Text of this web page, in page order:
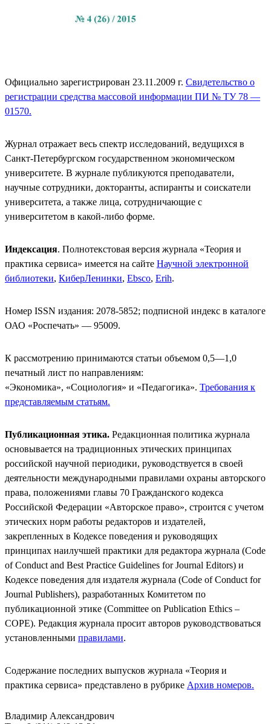
Официально зарегистрирован 23.11.2009 г. Свидетельство о
регистрации средства массовой информации ПИ № ТУ 78 —
01570.
Журнал отражает весь спектр исследований, ведущихся в
Санкт-Петербургском государственном экономическом
университете. В журнале публикуются преподаватели,
научные сотрудники, докторанты, аспиранты и соискатели
университета, а также лица, сотрудничающие с
университетом в какой-либо форме.
Индексация. Полнотекстовая версия журнала «Теория и
практика сервиса» имеется на сайте Научной электронной
библиотеки, КиберЛенинки, Ebsco, Erih.
Номер ISSN издания: 2078-5852; подписной индекс в каталоге
ОАО «Роспечать» — 95009.
К рассмотрению принимаются статьи объемом 0,5—1,0
печатный лист по направлениям:
«Экономика», «Социология» и «Педагогика». Требования к
представляемым статьям.
Публикационная этика. Редакционная политика журнала
основывается на традиционных этических принципах
российской научной периодики, руководствуется в своей
деятельности международными правилами охраны авторского
права, положениями главы 70 Гражданского кодекса
Российской Федерации «Авторское право», строится с учетом
этических норм работы редакторов и издателей,
закрепленных в Кодексе поведения и руководящих
принципах наилучшей практики для редактора журнала (Code
of Conduct and Best Practice Guidelines for Journal Editors) и
Кодексе поведения для издателя журнала (Code of Conduct for
Journal Publishers), разработанных Комитетом по
публикационной этике (Committee on Publication Ethics –
COPE). Редакция журнала просит авторов руководствоваться
установленными правилами.
Содержание последних выпусков журнала «Теория и
практика сервиса» представлено в рубрике Архив номеров.
Владимир Александрович